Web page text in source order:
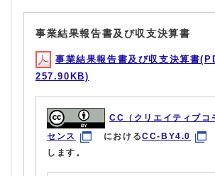
事業結果報告書及び収支決算書
事業結果報告書及び収支決算書
257.90KB)
CC（クリエイティブコ
センス
におけるCC-BY4.0
します。